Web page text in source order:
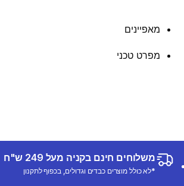
מאפיינים
מפרט טכני
משלוחים חינם בקניה מעל 249 ש"ח
*לא כולל מוצרים כבדים וגדולים, בכפוף לתקנון